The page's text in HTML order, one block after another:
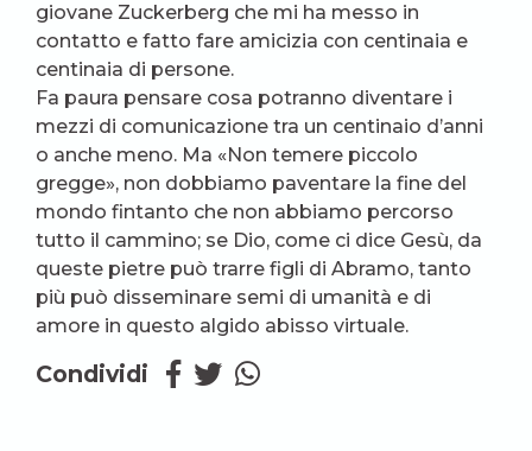
giovane Zuckerberg che mi ha messo in
contatto e fatto fare amicizia con centinaia e
centinaia di persone.
Fa paura pensare cosa potranno diventare i
mezzi di comunicazione tra un centinaio d’anni
o anche meno. Ma «Non temere piccolo
gregge», non dobbiamo paventare la fine del
mondo fintanto che non abbiamo percorso
tutto il cammino; se Dio, come ci dice Gesù, da
queste pietre può trarre figli di Abramo, tanto
più può disseminare semi di umanità e di
amore in questo algido abisso virtuale.
Condividi